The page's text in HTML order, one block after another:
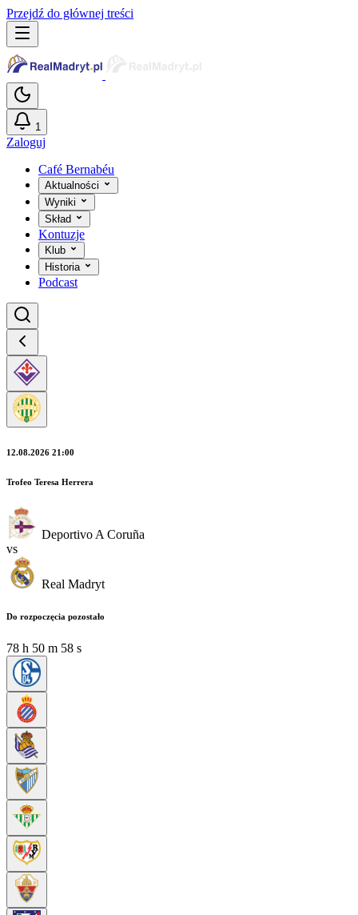
Przejdź do głównej treści
1
Zaloguj
Café Bernabéu
Aktualności
Wyniki
Skład
Kontuzje
Klub
Historia
Podcast
12.08.2026 21:00
Trofeo Teresa Herrera
Deportivo A Coruña
vs
Real Madryt
Do rozpoczęcia pozostało
78 h 50 m 57 s